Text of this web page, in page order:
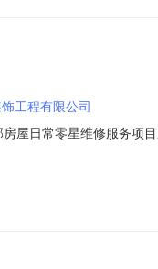
工程有限公司
屋日常零星维修服务项
购与招标网（http://